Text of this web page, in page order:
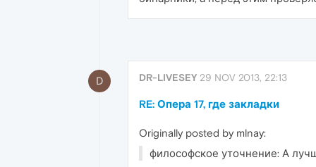
D DR-LIVESEY 29 NOV 2013, 22:13
RE: Опера 17, где закладки
Originally posted by mlnay:
философское уточнение: А